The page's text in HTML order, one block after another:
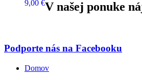
9,00 €V našej ponuke
Podporte nás na Facebooku
Domov